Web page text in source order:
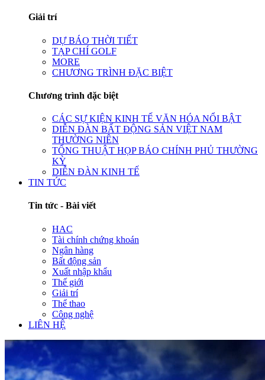
Giải trí
DỰ BÁO THỜI TIẾT
TẠP CHÍ GOLF
MORE
CHƯƠNG TRÌNH ĐẶC BIỆT
Chương trình đặc biệt
CÁC SỰ KIỆN KINH TẾ VĂN HÓA NỔI BẬT
DIỄN ĐÀN BẤT ĐỘNG SẢN VIỆT NAM
THƯỜNG NIÊN
TỔNG THUẬT HỌP BÁO CHÍNH PHỦ THƯỜNG
KỲ
DIỄN ĐÀN KINH TẾ
TIN TỨC
Tin tức - Bài viết
HAC
Tài chính chứng khoán
Ngân hàng
Bất động sản
Xuất nhập khẩu
Thế giới
Giải trí
Thể thao
Công nghệ
LIÊN HỆ